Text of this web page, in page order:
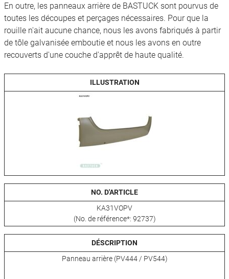
En outre, les panneaux arrière de BASTUCK sont pourvus de
toutes les découpes et perçages nécessaires. Pour que la
rouille n'ait aucune chance, nous les avons fabriqués à partir
de tôle galvanisée emboutie et nous les avons en outre
recouverts d'une couche d'apprêt de haute qualité.
ILLUSTRATION
NO. D'ARTICLE
KA31VOPV
(No. de référence*: 92737)
DÉSCRIPTION
Panneau arrière (PV444 / PV544)